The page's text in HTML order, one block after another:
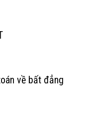
về bất đẳng